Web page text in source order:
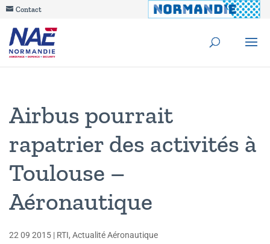
Contact
Airbus pourrait
rapatrier des activités à
Toulouse –
Aéronautique
22 09 2015 | RTI, Actualité Aéronautique